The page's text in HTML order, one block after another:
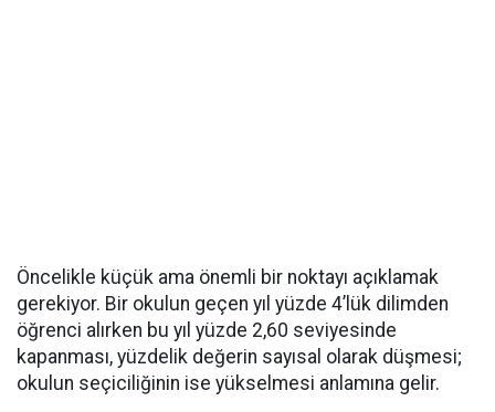
Öncelikle küçük ama önemli bir noktayı açıklamak
gerekiyor. Bir okulun geçen yıl yüzde 4’lük dilimden
öğrenci alırken bu yıl yüzde 2,60 seviyesinde
kapanması, yüzdelik değerin sayısal olarak düşmesi;
okulun seçiciliğinin ise yükselmesi anlamına gelir.